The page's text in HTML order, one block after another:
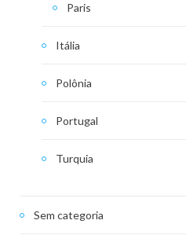
Paris
Itália
Polônia
Portugal
Turquia
Sem categoria